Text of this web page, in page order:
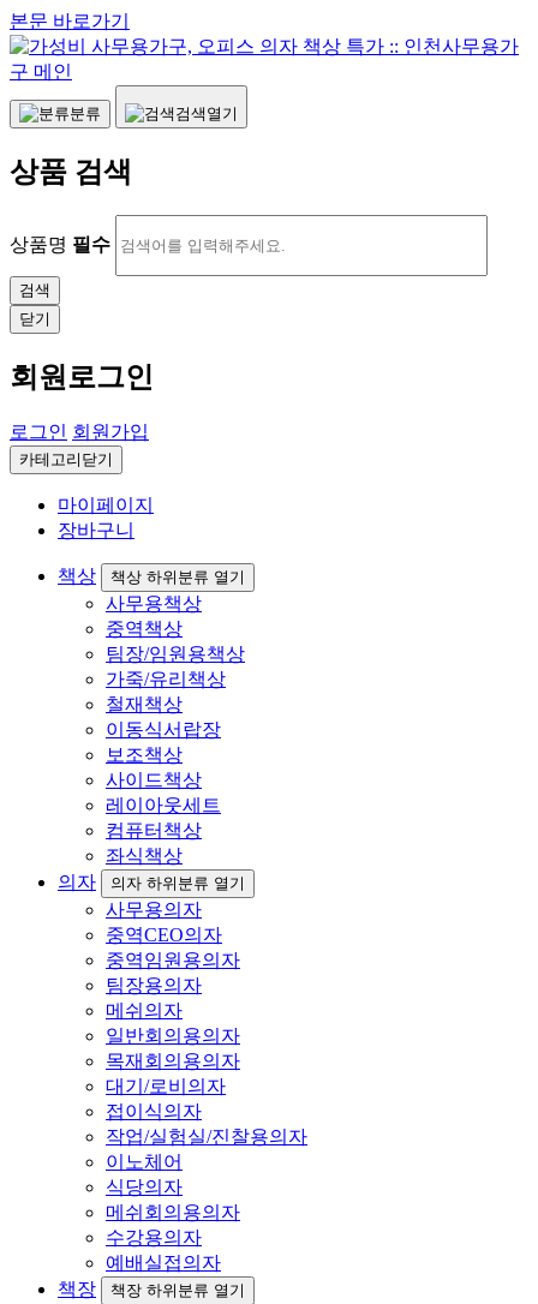
본문 바로가기
분류 검색열기
상품 검색
상품명 필수
닫기
회원로그인
로그인 회원가입
카테고리닫기
마이페이지
장바구니
책상 책상 하위분류 열기
사무용책상
중역책상
팀장/임원용책상
가죽/유리책상
철재책상
이동식서랍장
보조책상
사이드책상
레이아웃세트
컴퓨터책상
좌식책상
의자
의자 하위분류 열기
사무용의자
중역CEO의자
중역임원용의자
팀장용의자
메쉬의자
일반회의용의자
목재회의용의자
대기/로비의자
접이식의자
작업/실험실/진찰용의자
이노체어
식당의자
메쉬회의용의자
수강용의자
예배실접의자
책장
책장 하위분류 열기